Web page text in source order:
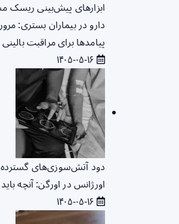
ابزارهای پیش‌بینی ریسک
دارو در بیماران بستری:
پیامدها برای مراقبت بالینی
دود آتش‌سوزی‌های گسترده
اورژانس در اورگن: آنچه باید